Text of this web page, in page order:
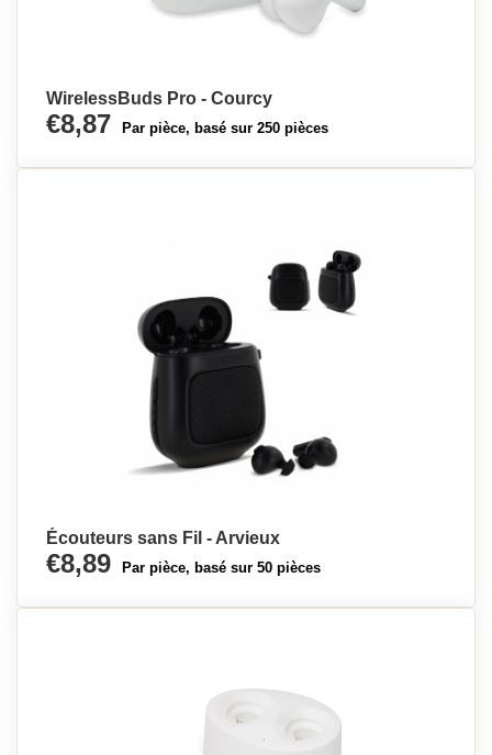
WirelessBuds Pro - Courcy
€8,87 Par pièce, basé sur 250 pièces
Écouteurs sans Fil - Arvieux
€8,89 Par pièce, basé sur 50 pièces